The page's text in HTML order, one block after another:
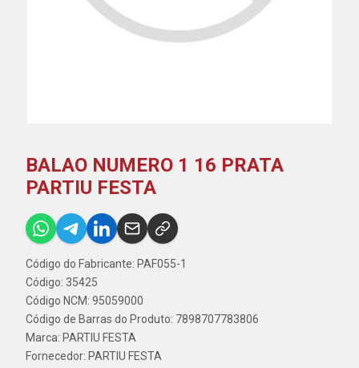
BALAO NUMERO 1 16 PRATA
PARTIU FESTA
Código do Fabricante: PAF055-1
Código: 35425
Código NCM: 95059000
Código de Barras do Produto: 7898707783806
Marca: PARTIU FESTA
Fornecedor: PARTIU FESTA